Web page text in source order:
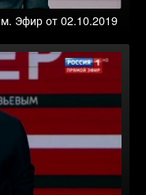
Эфир от 02.10.2019